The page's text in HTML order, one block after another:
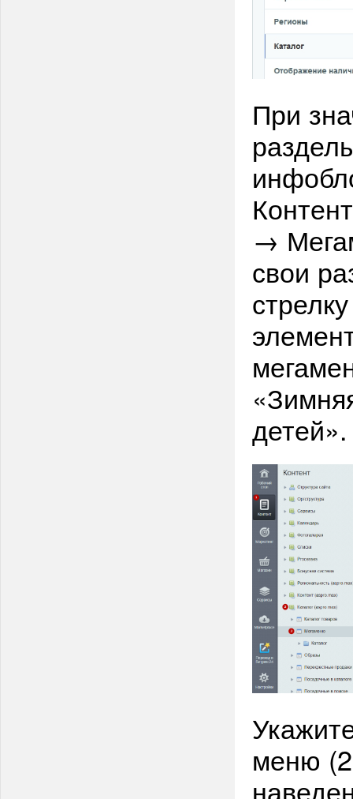
При
→
свои
детей».
меню